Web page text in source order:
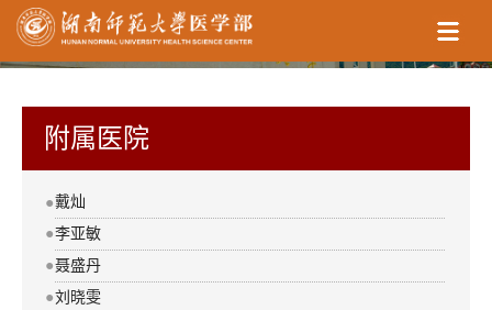
附属医院
●戴灿
●李亚敏
●聂盛丹
●刘晓雯